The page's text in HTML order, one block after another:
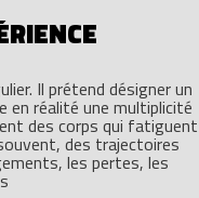
Il prétend désigner un
en réalité une multiplicité
des corps qui fatiguent
des trajectoires
les pertes, les